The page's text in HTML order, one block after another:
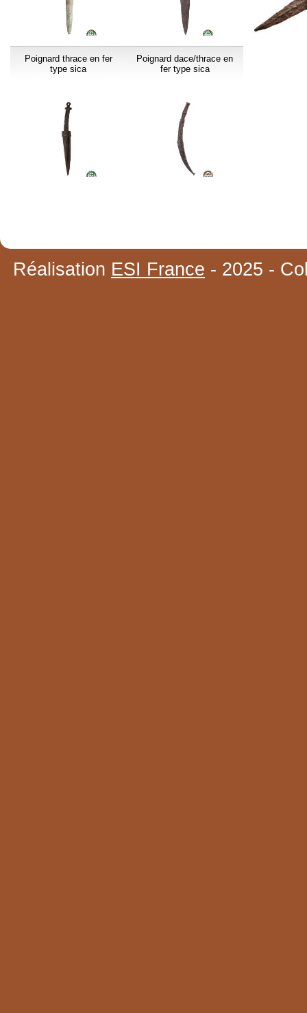
Poignard thrace en fer
type sica
Poignard dace/thrace en
fer type sica
Réalisation ESI France - 2025 -